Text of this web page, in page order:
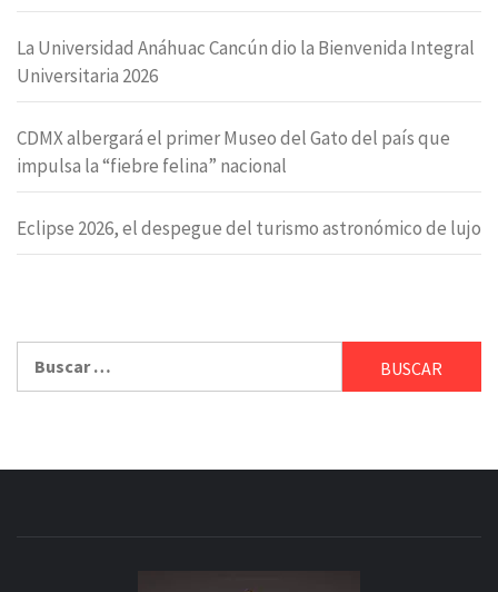
La Universidad Anáhuac Cancún dio la Bienvenida Integral
Universitaria 2026
CDMX albergará el primer Museo del Gato del país que
impulsa la “fiebre felina” nacional
Eclipse 2026, el despegue del turismo astronómico de lujo